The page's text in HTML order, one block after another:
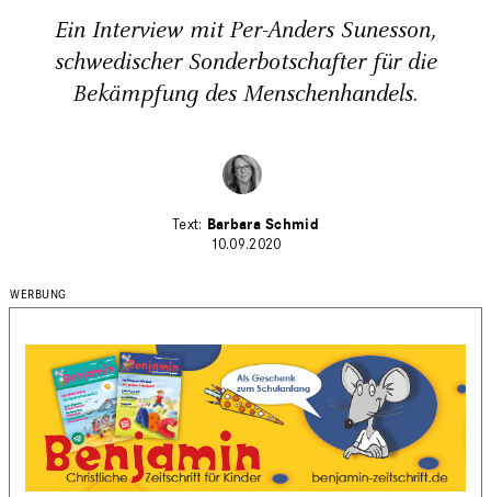
Ein Interview mit Per-Anders Sunesson,
schwedischer Sonderbotschafter für die
Bekämpfung des Menschenhandels.
Barbara Schmid
10.09.2020